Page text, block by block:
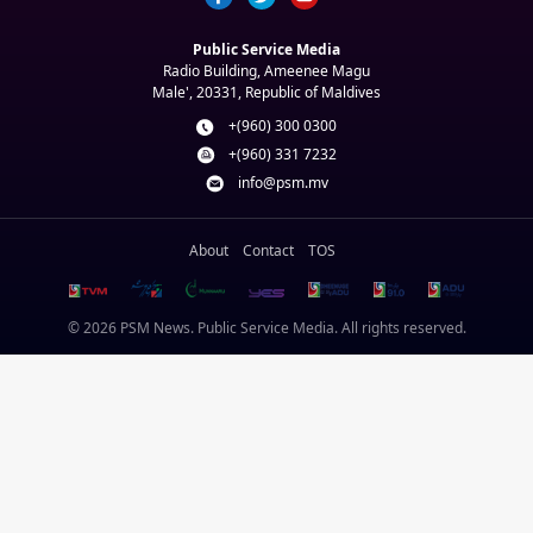
Public Service Media
Radio Building, Ameenee Magu
Male', 20331, Republic of Maldives
+(960) 300 0300
+(960) 331 7232
info@psm.mv
About Contact TOS
© 2026 PSM News. Public Service Media. All rights reserved.